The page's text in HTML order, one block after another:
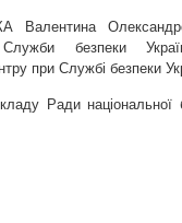
інформації
Валентина
безпеки
при Службі безпеки
Ради національної